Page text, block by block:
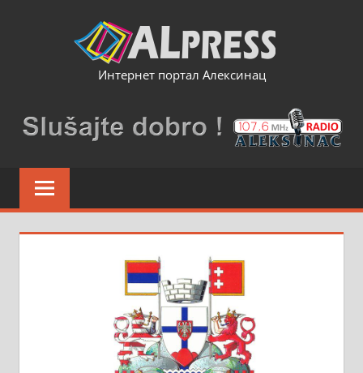
Интернет портал Алексинац